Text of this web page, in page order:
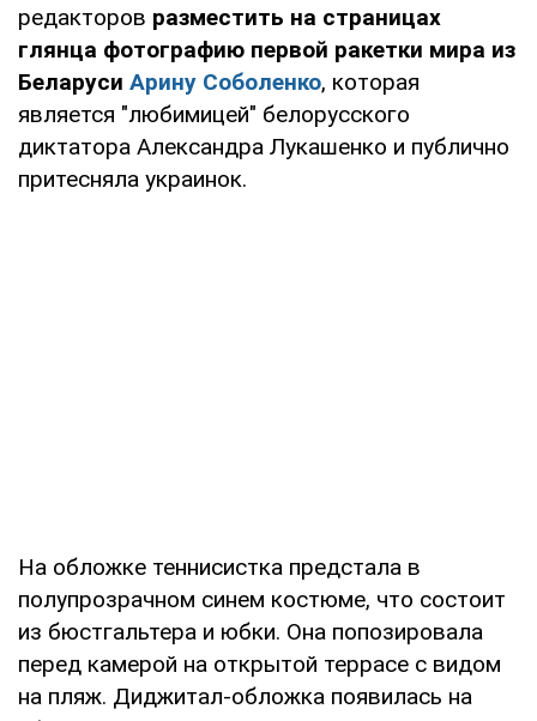
редакторов разместить на страницах
глянца фотографию первой ракетки мира из
Беларуси Арину Соболенко, которая
является "любимицей" белорусского
диктатора Александра Лукашенко и публично
притесняла украинок.
На обложке теннисистка предстала в
полупрозрачном синем костюме, что состоит
из бюстгальтера и юбки. Она попозировала
перед камерой на открытой террасе с видом
на пляж. Диджитал-обложка появилась на